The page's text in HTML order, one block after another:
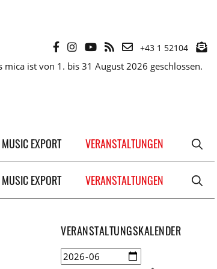
+43 1 52104
mica ist von 1. bis 31 August 2026 geschlossen.
EXPORT VERANSTALTUNGEN
EXPORT VERANSTALTUNGEN
VERANSTALTUNGSKALENDER